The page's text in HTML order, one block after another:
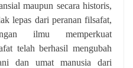
maupun secara historis,
lepas dari peranan filsafat,
ilmu memperkuat
telah berhasil mengubah
dan umat manusia dari